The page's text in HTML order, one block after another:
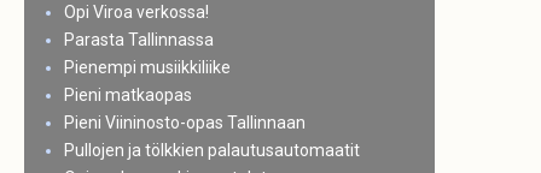
Opi Viroa verkossa!
Parasta Tallinnassa
Pienempi musiikkiliike
Pieni matkaopas
Pieni Viininosto-opas Tallinnaan
Pullojen ja tölkkien palautusautomaatit